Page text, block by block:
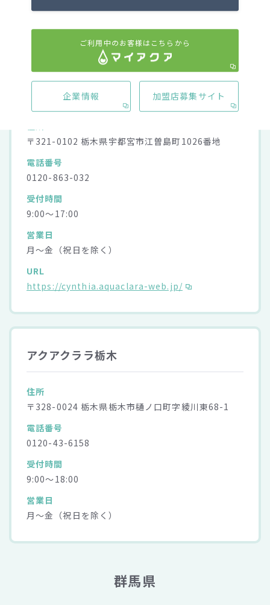
栃木県
アクアショップシンシア
〒321-0102 栃木県宇都宮市江曽島町1026番地
電話番号
0120-863-032
受付時間
9:00～17:00
営業日
月～金（祝日を除く）
URL
https://cynthia.aquaclara-web.jp/
アクアクララ栃木
住所
〒328-0024 栃木県栃木市樋ノ口町字綾川東68-1
電話番号
0120-43-6158
受付時間
9:00～18:00
営業日
月～金（祝日を除く）
群馬県
ご利用中のお客様はこちらから
企業情報 加盟店募集サイト